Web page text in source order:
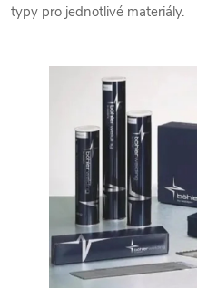
typy pro jednotlivé materiály.